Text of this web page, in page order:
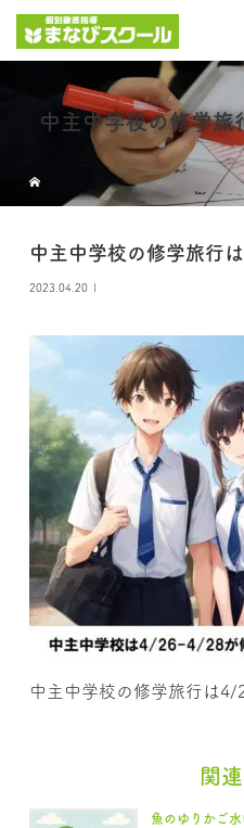
中主中学校の修学
中主中学校の修学旅行
2023.04.20
中主中学校の修学旅行は4/
関
魚のゆりかご